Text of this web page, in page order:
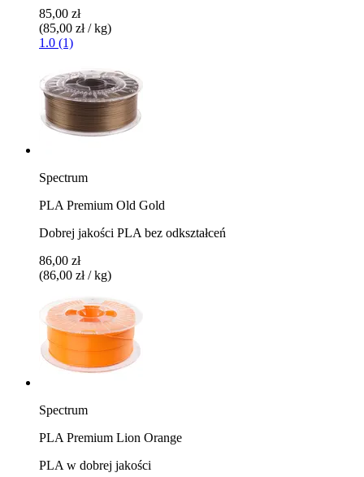
85,00 zł
(85,00 zł / kg)
1.0 (1)
Spectrum
PLA Premium Old Gold
Dobrej jakości PLA bez odkształceń
86,00 zł
(86,00 zł / kg)
Spectrum
PLA Premium Lion Orange
PLA w dobrej jakości